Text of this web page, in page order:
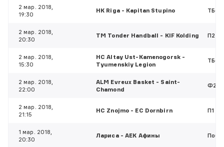
2 мар. 2018,
19:30
HK Riga - Kapitan Stupino
2 мар. 2018,
20:30
TM Tonder Handball - KIF Kolding П2
2 мар. 2018,
15:30
HC Altay Ust-Kamenogorsk -
Tyumenskiy Legion
2 мар. 2018,
22:00
ALM Evreux Basket - Saint-
Chamond
2 мар. 2018,
21:15
HC Znojmo - EC Dornbirn П1
1 мар. 2018,
20:30
Лариса - АЕК Афины